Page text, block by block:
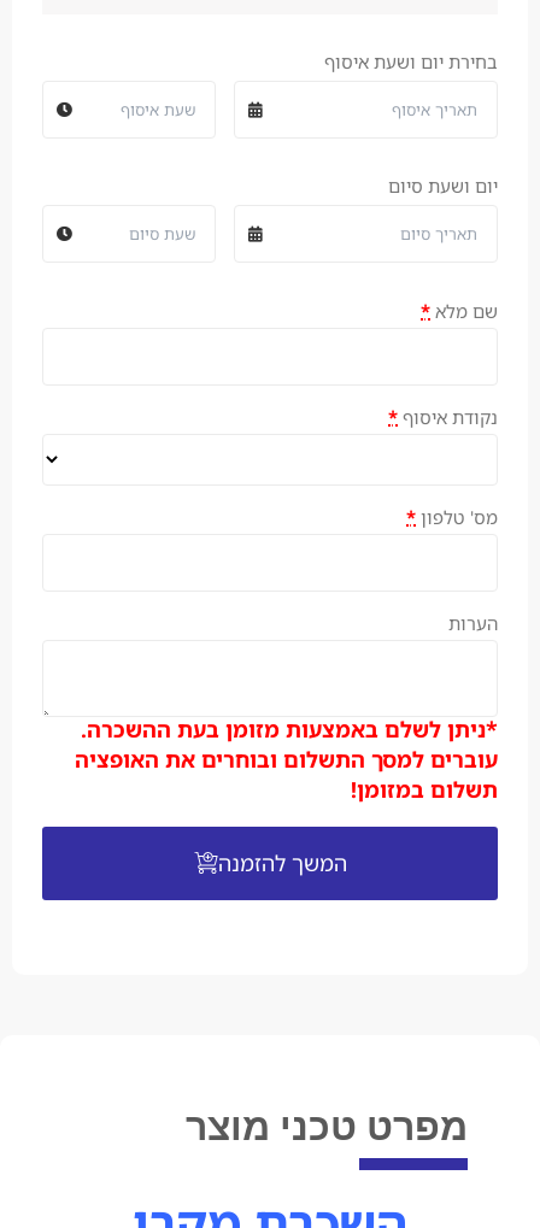
בחירת יום ושעת איסוף
יום ושעת סיום
שם מלא *
נקודת איסוף *
מס' טלפון *
הערות
*ניתן לשלם באמצעות מזומן בעת ההשכרה.
עוברים למסך התשלום ובוחרים את האופציה
תשלום במזומן!
המשך להזמנה
מפרט טכני מוצר